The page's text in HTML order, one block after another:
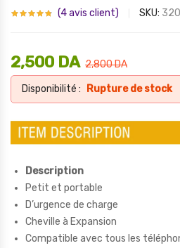
(4avis client) SKU:
2,800DA
2,500 DA
Disponibilité : Rupture de stock
Description
Petit et portable
D’urgence de charge
Cheville à Expansion
Compatible avec tous les